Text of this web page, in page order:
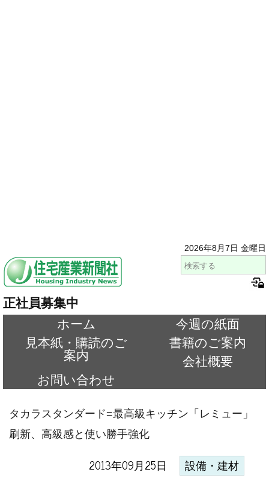
2026年8月7日 金曜日
正社員募集中
ホーム
今週の紙面
見本紙・購読のご
案内
書籍のご案内
会社概要
お問い合わせ
タカラスタンダード=最高級キッチン「レミュー」
刷新、高級感と使い勝手強化
2013年09月25日 設備・建材